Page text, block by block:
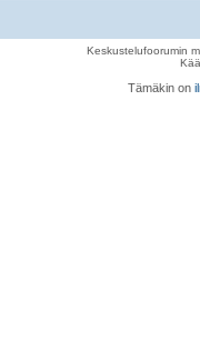
Keskustelufoorumin
Tämäkin on